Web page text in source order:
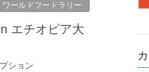
ワールドフードラリー
エチオピア大
ション